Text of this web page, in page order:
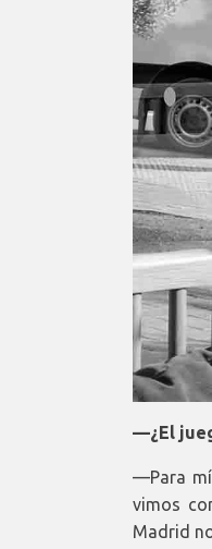
—¿El
—Para
vimos
Madrid